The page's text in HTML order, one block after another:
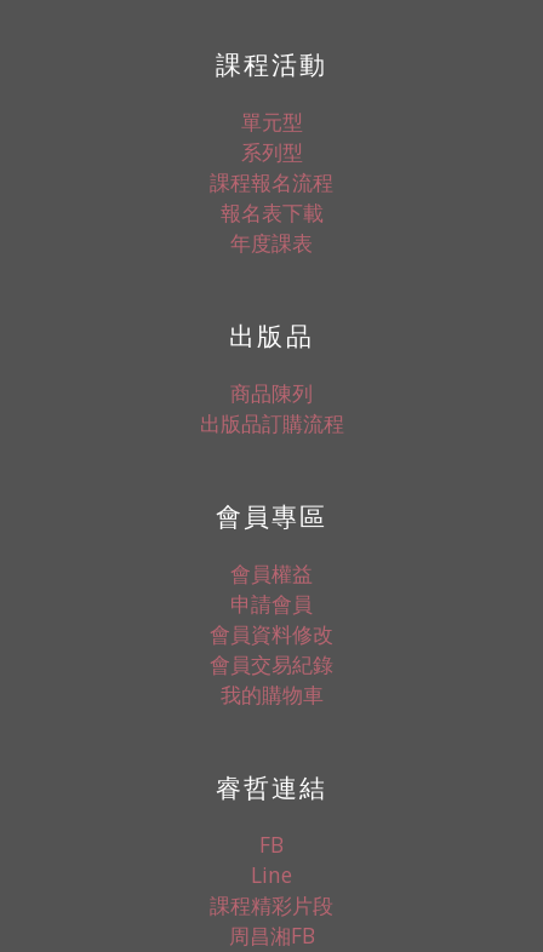
課程活動
單元型
系列型
課程報名流程
報名表下載
年度課表
出版品
商品陳列
出版品訂購流程
會員專區
會員權益
申請會員
會員資料修改
會員交易紀錄
我的購物車
睿哲連結
FB
Line
課程精彩片段
周昌湘FB